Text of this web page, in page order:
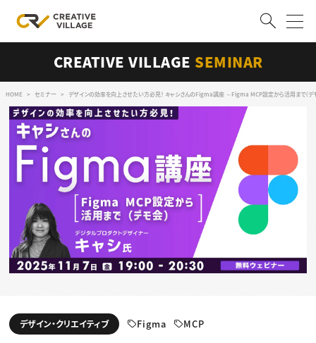
ログイン 会員登録
RECRUIT
クリエイター求人を探す
CREATIVE JOB求人検索
特集求人
採用説明会
転職支援サービス
CONTENTS
スキルアップしたい！
動画配信・映像制作
編集・ライティング
TOP Creator’s コラム トップ
Webクリエイター
セミナー
CREATIVE VILLAGE SEMINAR
HOME セミナー デザインの効率を向上させたい方必見！ キャシさんのFigma講座 ～Figma MCP設定から活用まで（デ
デザイン・クリエイティブ Figma MCP